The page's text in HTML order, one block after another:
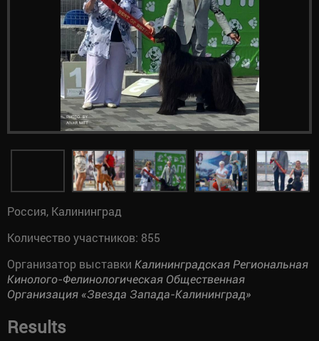
Россия, Калининград
Количество участников: 855
Организатор выставки Калининградская Региональная
Кинолого-Фелинологическая Общественная
Организация «Звезда Запада-Калининград»
Results